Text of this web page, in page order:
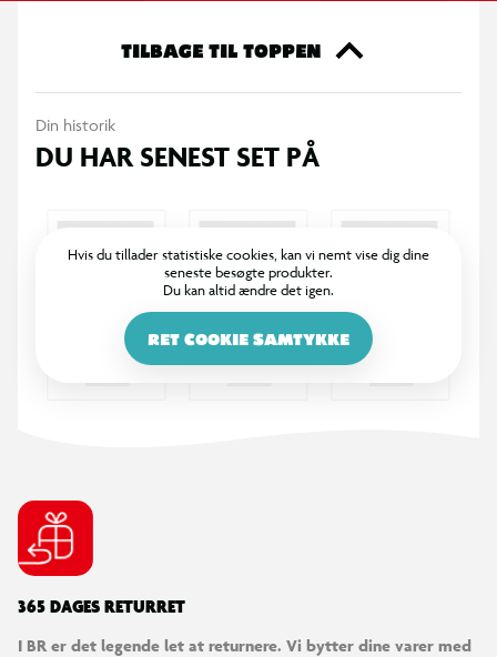
TILBAGE TIL TOPPEN
Din historik
DU HAR SENEST SET PÅ
Hvis du tillader statistiske cookies, kan vi nemt vise dig dine
seneste besøgte produkter.
Du kan altid ændre det igen.
RET COOKIE SAMTYKKE
365 DAGES RETURRET
I BR er det legende let at returnere. Vi bytter dine varer med